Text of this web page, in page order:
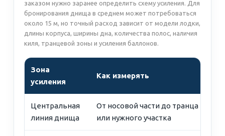
заказом нужно заранее определить схему усиления. Для
бронирования днища в среднем может потребоваться
около 15 м, но точный расход зависит от модели лодки,
длины корпуса, ширины дна, количества полос, наличия
киля, транцевой зоны и усиления баллонов.
Зона
усиления
Как измерять
Центральная
линия днища
От носовой части до транца
или нужного участка